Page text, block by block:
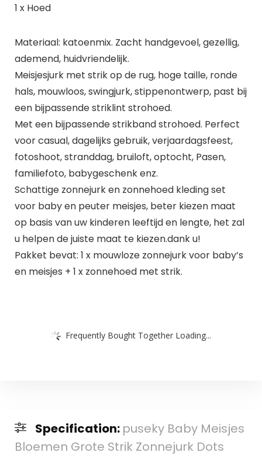
1 x Hoed
Materiaal: katoenmix. Zacht handgevoel, gezellig,
ademend, huidvriendelijk.
Meisjesjurk met strik op de rug, hoge taille, ronde
hals, mouwloos, swingjurk, stippenontwerp, past bij
een bijpassende striklint strohoed.
Met een bijpassende strikband strohoed. Perfect
voor casual, dagelijks gebruik, verjaardagsfeest,
fotoshoot, stranddag, bruiloft, optocht, Pasen,
familiefoto, babygeschenk enz.
Schattige zonnejurk en zonnehoed kleding set
voor baby en peuter meisjes, beter kiezen maat
op basis van uw kinderen leeftijd en lengte, het zal
u helpen de juiste maat te kiezen.dank u!
Pakket bevat: 1 x mouwloze zonnejurk voor baby’s
en meisjes + 1 x zonnehoed met strik.
Frequently Bought Together Loading...
Specification: puseky Baby Meisjes
Bloemen Grote Strik Zonnejurk Dots